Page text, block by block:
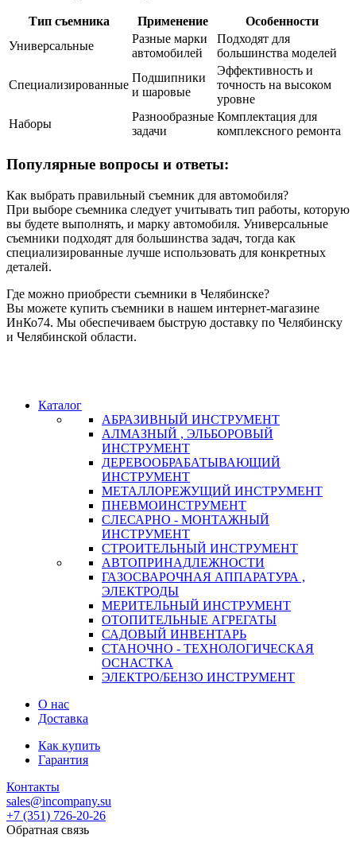
Тип съемника Применение
Особенности
Универсальные
Разные марки
автомобилей
Подходят для
большинства моделей
Специализированные
Подшипники
и шаровые
Эффективность и
точность на высоком
уровне
Наборы
Разнообразные
задачи
Комплектация для
комплексного ремонта
Популярные вопросы и ответы:
Как выбрать правильный съемник для автомобиля?
При выборе съемника следует учитывать тип работы, которую
вы будете выполнять, и марку автомобиля. Универсальные
съемники подходят для большинства задач, тогда как
специализированные лучше использовать для конкретных
деталей.
Где можно приобрести съемники в Челябинске?
Вы можете купить съемники в нашем интернет-магазине
ИнКо74. Мы обеспечиваем быструю доставку по Челябинску
и Челябинской области.
Каталог
АБРАЗИВНЫЙ ИНСТРУМЕНТ
АЛМАЗНЫЙ , ЭЛЬБОРОВЫЙ
ИНСТРУМЕНТ
ДЕРЕВООБРАБАТЫВАЮЩИЙ
ИНСТРУМЕНТ
МЕТАЛЛОРЕЖУЩИЙ ИНСТРУМЕНТ
ПНЕВМОИНСТРУМЕНТ
СЛЕСАРНО - МОНТАЖНЫЙ
ИНСТРУМЕНТ
СТРОИТЕЛЬНЫЙ ИНСТРУМЕНТ
АВТОПРИНАДЛЕЖНОСТИ
ГАЗОСВАРОЧНАЯ АППАРАТУРА ,
ЭЛЕКТРОДЫ
МЕРИТЕЛЬНЫЙ ИНСТРУМЕНТ
ОТОПИТЕЛЬНЫЕ АГРЕГАТЫ
САДОВЫЙ ИНВЕНТАРЬ
СТАНОЧНО - ТЕХНОЛОГИЧЕСКАЯ
ОСНАСТКА
ЭЛЕКТРО/БЕНЗО ИНСТРУМЕНТ
О нас
Доставка
Как купить
Гарантия
Контакты
sales@incompany.su
+7 (351) 726-20-26
Обратная связь